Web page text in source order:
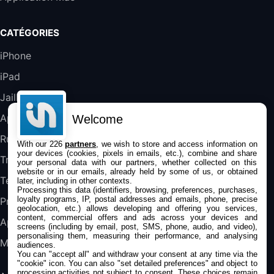
Blanc
45,98€
CATÉGORIES
iPhone
iPad
Jailbreak
Applications
Rumeurs
Trucs & astuces
Tests
Promos
Apple
Mac
Welcome
With our 226partners , we wish to store and access information on
your devices (cookies, pixels in emails, etc.), combine and share
your personal data with our partners, whether collected on this
website or in our emails, already held by some of us, or obtained
later, including in other contexts.
Processing this data (identifiers, browsing, preferences, purchases,
loyalty programs, IP, postal addresses and emails, phone, precise
geolocation, etc.) allows developing and offering you services,
content, commercial offers and ads across your devices and
screens (including by email, post, SMS, phone, audio, and video),
personalising them, measuring their performance, and analysing
audiences.
You can "accept all" and withdraw your consent at any time via the
"cookie" icon. You can also "set detailed preferences" and object to
processing activities not subject to consent. These choices remain